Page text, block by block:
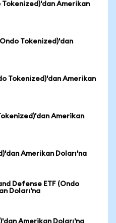
Tokenized)'dan Amerikan
Tokenized)'dan
Tokenized)'dan Amerikan
Amerikan
Amerikan Doları'na
Defense ETF (Ondo
Doları'na
Amerikan Doları'na